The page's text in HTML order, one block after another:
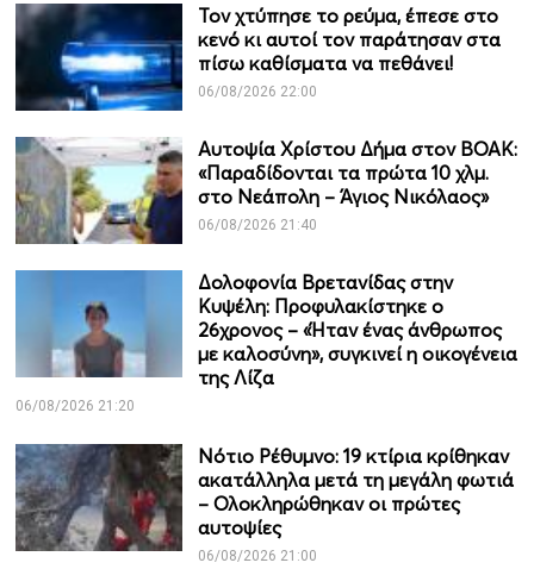
Τον χτύπησε το ρεύμα, έπεσε στο
κενό κι αυτοί τον παράτησαν στα
πίσω καθίσματα να πεθάνει!
06/08/2026 22:00
Αυτοψία Χρίστου Δήμα στον ΒΟΑΚ:
«Παραδίδονται τα πρώτα 10 χλμ.
στο Νεάπολη – Άγιος Νικόλαος»
06/08/2026 21:40
Δολοφονία Βρετανίδας στην
Κυψέλη: Προφυλακίστηκε ο
26χρονος – «Ήταν ένας άνθρωπος
με καλοσύνη», συγκινεί η οικογένεια
της Λίζα
06/08/2026 21:20
Νότιο Ρέθυμνο: 19 κτίρια κρίθηκαν
ακατάλληλα μετά τη μεγάλη φωτιά
– Ολοκληρώθηκαν οι πρώτες
αυτοψίες
06/08/2026 21:00